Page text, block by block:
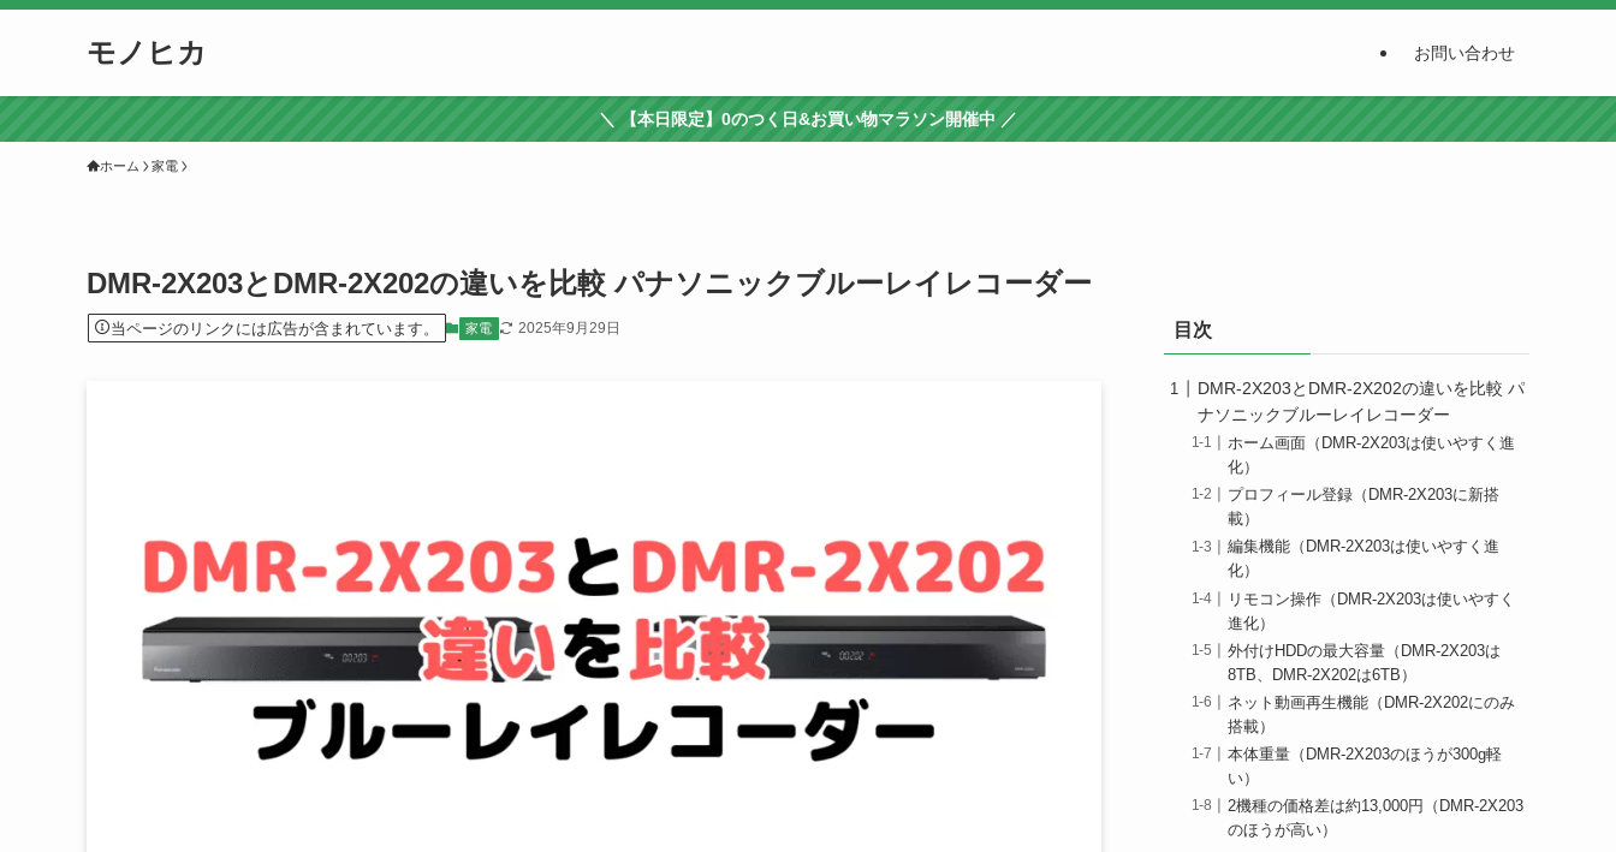
モノヒカ お問い合わせ
＼ 【本日限定】0のつく日&お買い物マラソン開催中 ／
ホーム 家電
DMR-2X203とDMR-2X202の違いを比較 パナソニックブルーレイレコーダー
当ページのリンクには広告が含まれています。 家電 2025年9月29日 目次
DMR-2X203とDMR-2X202の違いを比較 パ
ナソニックブルーレイレコーダー
ホーム画面（DMR-2X203は使いやすく進
化）
プロフィール登録（DMR-2X203に新搭
載）
編集機能（DMR-2X203は使いやすく進
化）
リモコン操作（DMR-2X203は使いやすく
進化）
外付けHDDの最大容量（DMR-2X203は
8TB、DMR-2X202は6TB）
ネット動画再生機能（DMR-2X202にのみ
搭載）
本体重量（DMR-2X203のほうが300g軽
い）
2機種の価格差は約13,000円（DMR-2X203
のほうが高い）